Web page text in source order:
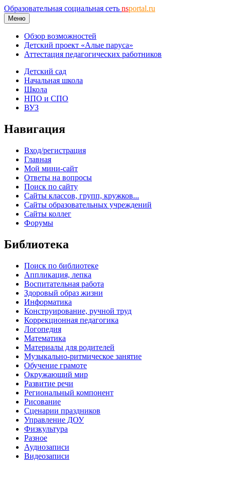
Образовательная социальная сеть nsportal.ru
Меню
Обзор возможностей
Детский проект «Алые паруса»
Аттестация педагогических работников
Детский сад
Начальная школа
Школа
НПО и СПО
ВУЗ
Навигация
Вход/регистрация
Главная
Мой мини-сайт
Ответы на вопросы
Поиск по сайту
Сайты классов, групп, кружков...
Сайты образовательных учреждений
Сайты коллег
Форумы
Библиотека
Поиск по библиотеке
Аппликация, лепка
Воспитательная работа
Здоровый образ жизни
Информатика
Конструирование, ручной труд
Коррекционная педагогика
Логопедия
Математика
Материалы для родителей
Музыкально-ритмическое занятие
Обучение грамоте
Окружающий мир
Развитие речи
Региональный компонент
Рисование
Сценарии праздников
Управление ДОУ
Физкультура
Разное
Аудиозаписи
Видеозаписи